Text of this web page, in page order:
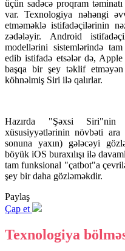
üçün sadəcə proqram
var. Texnologiya nəhəngi
etməməklə istifadəçilərinin
zədələyir. Android
modellərini sistemlərində
edib istifadə etsələr də,
başqa bir şey təklif
köhnəlmiş Siri ilə qalırlar.
Hazırda "Şəxsi
xüsusiyyətlərinin növbəti
sonuna yaxın) gələcəyi
böyük iOS buraxılışı ilə
tam funksional "çatbot"a
şey bir daha gözləməkdir.
Paylaş
Çap et
Texnologiya